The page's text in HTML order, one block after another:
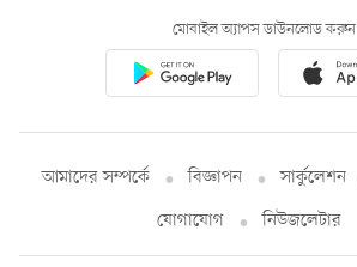
মোবাইল অ্যাপস ডাউনলোড করুন
আমাদের সম্পর্কে বিজ্ঞাপন সার্কুলেশন
যোগাযোগ
নিউজলেটার